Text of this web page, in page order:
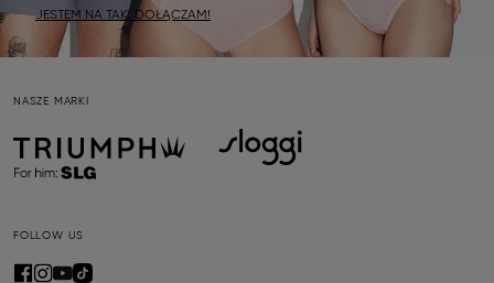
JESTEM NA TAK, DOŁĄCZAM!
NASZE MARKI
FOLLOW US